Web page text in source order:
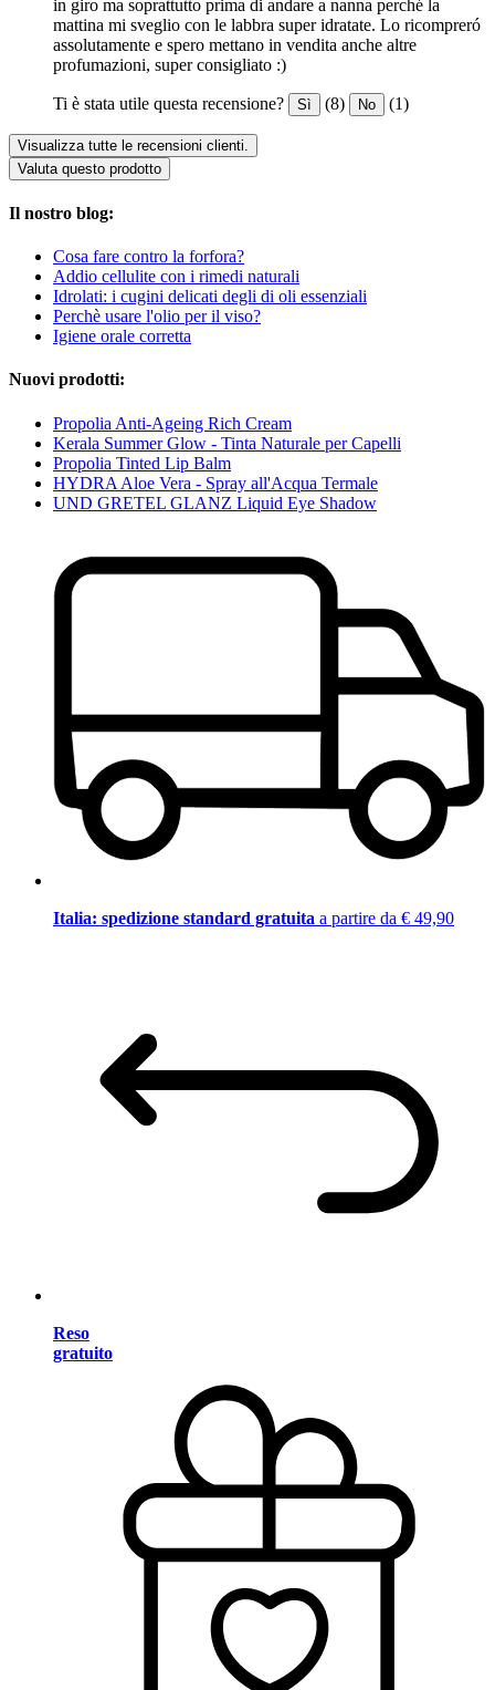
in giro ma soprattutto prima di andare a nanna perché la
mattina mi sveglio con le labbra super idratate. Lo ricompreró
assolutamente e spero mettano in vendita anche altre
profumazioni, super consigliato :)
Ti è stata utile questa recensione? Sì (8) No (1)
Visualizza tutte le recensioni clienti.
Valuta questo prodotto
Il nostro blog:
Cosa fare contro la forfora?
Addio cellulite con i rimedi naturali
Idrolati: i cugini delicati degli di oli essenziali
Perchè usare l'olio per il viso?
Igiene orale corretta
Nuovi prodotti:
Propolia Anti-Ageing Rich Cream
Kerala Summer Glow - Tinta Naturale per Capelli
Propolia Tinted Lip Balm
HYDRA Aloe Vera - Spray all'Acqua Termale
UND GRETEL GLANZ Liquid Eye Shadow
Italia: spedizione standard gratuita a partire da € 49,90
Reso
gratuito